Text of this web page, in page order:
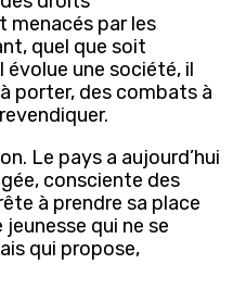
par les
quel que soit
évolue une société, il
porter, des combats à
Le pays a aujourd’hui
consciente des
à prendre sa place
jeunesse qui ne se
qui propose,